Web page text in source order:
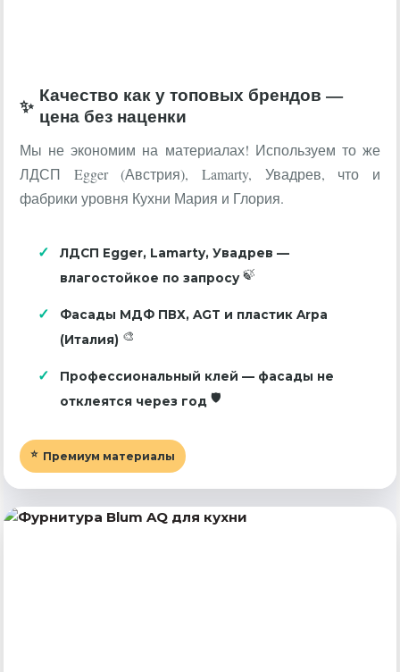
Качество как у топовых брендов —
цена без наценки
Мы не экономим на материалах! Используем то же
ЛДСП Egger (Австрия), Lamarty, Увадрев, что и
фабрики уровня Кухни Мария и Глория.
ЛДСП Egger, Lamarty, Увадрев —
влагостойкое по запросу
Фасады МДФ ПВХ, AGT и пластик Arpa
(Италия)
Профессиональный клей — фасады не
отклеятся через год
Премиум материалы